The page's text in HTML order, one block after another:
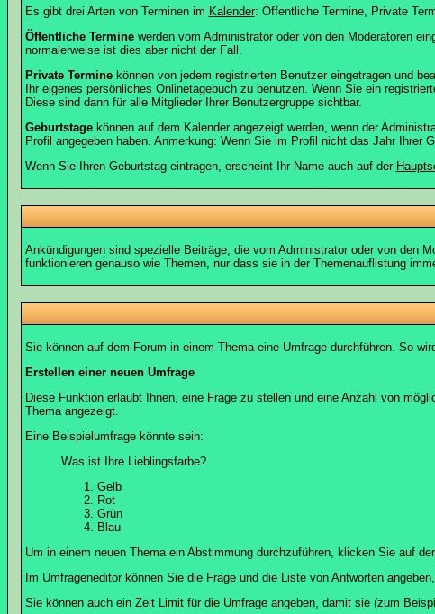
Es gibt drei Arten von Terminen im Kalender: Öffentliche Termine, Private
Öffentliche Terminewerden vom Administrator oder von den Moderatoren
normalerweise ist dies aber nicht der Fall.
Private Terminekönnen von jedem registrierten Benutzer eingetragen und
Ihr eigenes persönliches Onlinetagebuch zu benutzen. Wenn Sie ein
Diese sind dann für alle Mitglieder Ihrer Benutzergruppe sichtbar.
Geburtstagekönnen auf dem Kalender angezeigt werden, wenn der
Profil angegeben haben. Anmerkung: Wenn Sie im Profil nicht das Jahr Ihrer
Wenn Sie Ihren Geburtstag eintragen, erscheint Ihr Name auch auf der
Ankündigungen sind spezielle Beiträge, die vom Administrator oder von den
funktionieren genauso wie Themen, nur dass sie in der Themenauflistung
Sie können auf dem Forum in einem Thema eine Umfrage durchführen. So
Erstellen einer neuen Umfrage
Diese Funktion erlaubt Ihnen, eine Frage zu stellen und eine Anzahl von
Thema angezeigt.
Eine Beispielumfrage könnte sein:
Was ist Ihre Lieblingsfarbe?
Gelb
Rot
Grün
Blau
Um in einem neuen Thema ein Abstimmung durchzuführen, klicken Sie auf
Im Umfrageneditor können Sie die Frage und die Liste von Antworten
Sie können auch ein Zeit Limit für die Umfrage angeben, damit sie (zum